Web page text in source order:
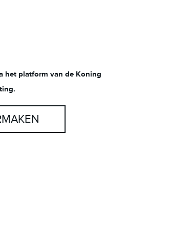
het platform van de Koning